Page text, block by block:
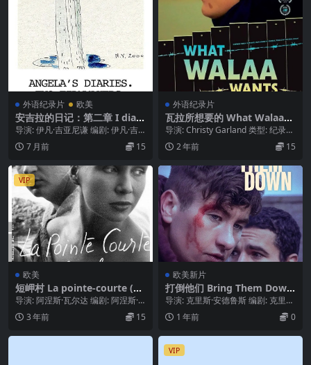
外语纪录片 欧美
安吉拉的日记：第二章 I diari
di Angela: Noi due cineasti.
Capitolo secondo (2019)
导演: 伊凡·吉亚尼谦 编剧: 伊凡·吉
亚尼谦 / 安吉拉·里奇·鲁奇 类型: ...
7 月前 15
外语纪录片
瓦拉所想要的 What Walaa
Wants.2018
导演: Christy Garland 类型: 纪录片
制片国家/地区: 加拿大...
2 年前 15
VIP
欧美
短岬村 La pointe-courte (19
55)
导演: 阿涅斯·瓦尔达 编剧: 阿涅斯·
瓦尔达 主演: 西尔维亚·蒙福尔 / 菲...
3 年前 15
欧美新片
打倒他们 Bring Them Down
(2024)
导演: 克里斯·安德鲁斯 编剧: 克里斯
·安德鲁斯 / Jonathan Hou...
1 年前 0
VIP